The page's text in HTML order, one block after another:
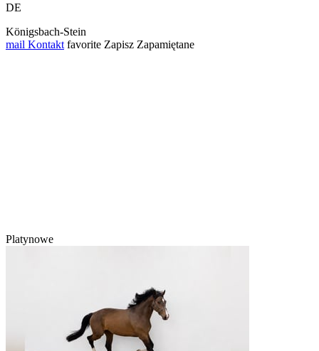
DE
Königsbach-Stein
mail Kontakt favorite Zapisz Zapamiętane
Platynowe